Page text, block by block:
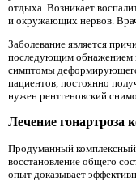
отдыха. Возникает
и окружающих нервов.
Заболевание является
последующим обнажением
симптомы
пациентов, постоянно
нужен рентгеновский
Лечение гонартроза
Продуманный
восстановление общего
опыт доказывает